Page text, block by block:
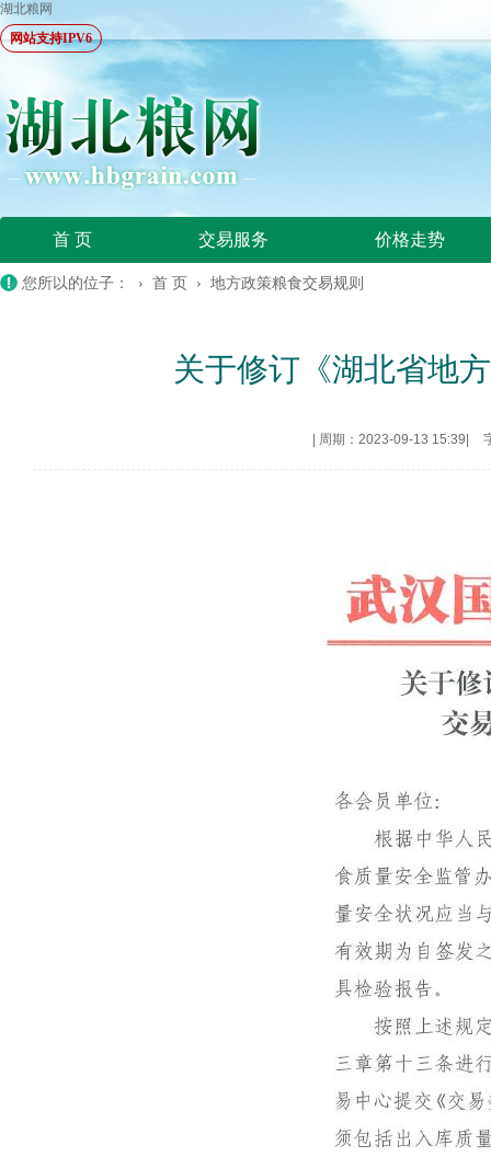
湖北粮网
网站支持IPV6
首 页 交易服务 价格走势
您所以的位子： › 首 页 › 地方政策粮食交易规则
关于修订《湖北省地
周期：2023-09-13 15:39